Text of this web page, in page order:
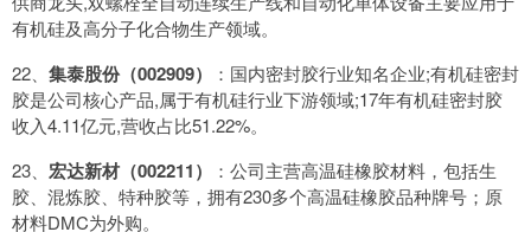
有机硅及高分子化合物生产领域。
22、 集泰股份（002909）
：国内密封胶行业知名企业;有机硅密封
胶是公司核心产品,属于有机硅行业下游领域;17年有机硅密封胶
收入4.11亿元,营收占比51.22%。
23、 宏达新材（002211）
：公司主营高温硅橡胶材料，包括生
胶、混炼胶、特种胶等，拥有230多个高温硅橡胶品种牌号；原
材料DMC为外购。